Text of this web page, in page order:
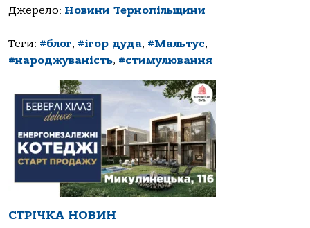
Джерело: Новини Тернопільщини
Теги: #блог, #ігор дуда, #Мальтус,
#народжуваність, #стимулювання
СТРІЧКА НОВИН